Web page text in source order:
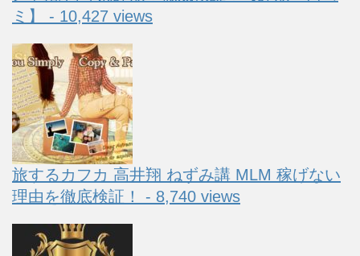
ミ】 - 10,427 views
旅するカフカ 高井翔 ねずみ講 MLM 稼げない
理由を徹底検証！ - 8,740 views